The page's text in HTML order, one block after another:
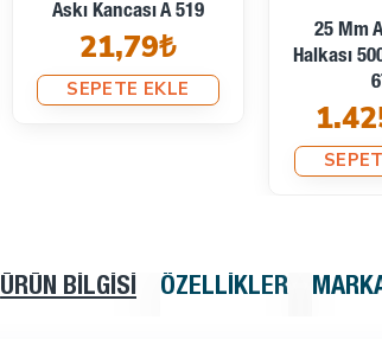
Askı Kancası A 519
21,79₺
SEPETE EKLE
25 Mm
Halkası
ÜRÜN BILGISI ÖZELLIKLER